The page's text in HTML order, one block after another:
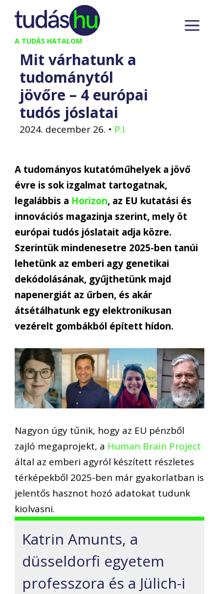
Kilépés
tartalomba
A TUDÁS HATALOM
Mit várhatunk a
tudománytól
jövőre – 4 európai
tudós jóslatai
2024. december 26. • P.I.
A tudományos kutatóműhelyek a jövő
évre is sok izgalmat tartogatnak,
legalábbis a Horizon, az EU kutatási és
innovációs magazinja szerint, mely öt
európai tudós jóslatait adja közre.
Szerintük mindenesetre 2025-ben tanúi
lehetünk az emberi agy genetikai
dekódolásának, gyűjthetünk majd
napenergiát az űrben, és akár
átsétálhatunk egy elektronikusan
vezérelt gombákból épített hídon.
Nagyon úgy tűnik, hogy az EU pénzből
zajló megaprojekt, a Human Brain Project
által az emberi agyról készített részletes
térképekből 2025-ben már gyakorlatban is
jelentős hasznot hozó adatokat tudunk
kiolvasni.
Katrin Amunts, a
düsseldorfi egyetem
professzora és a Jülich-i